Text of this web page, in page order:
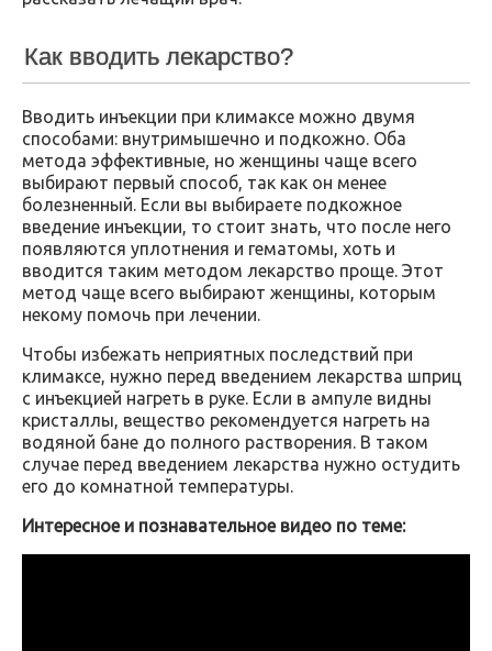
Как вводить лекарство?
Вводить инъекции при климаксе можно двумя
способами: внутримышечно и подкожно. Оба
метода эффективные, но женщины чаще всего
выбирают первый способ, так как он менее
болезненный. Если вы выбираете подкожное
введение инъекции, то стоит знать, что после него
появляются уплотнения и гематомы, хоть и
вводится таким методом лекарство проще. Этот
метод чаще всего выбирают женщины, которым
некому помочь при лечении.
Чтобы избежать неприятных последствий при
климаксе, нужно перед введением лекарства шприц
с инъекцией нагреть в руке. Если в ампуле видны
кристаллы, вещество рекомендуется нагреть на
водяной бане до полного растворения. В таком
случае перед введением лекарства нужно остудить
его до комнатной температуры.
Интересное и познавательное видео по теме: